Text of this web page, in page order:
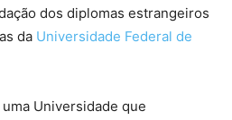
dos diplomas estrangeiros
da Universidade Federal de
Universidade que